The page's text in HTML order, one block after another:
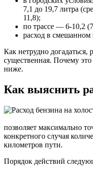
7,1 до 19,7 литра
11,8);
по трассе — 6-10,2
расход в
Как нетрудно догадаться,
существенная. Почему
ниже.
Как выяснить
позволяет максимально
конкретного случая
километров пути.
Порядок действий